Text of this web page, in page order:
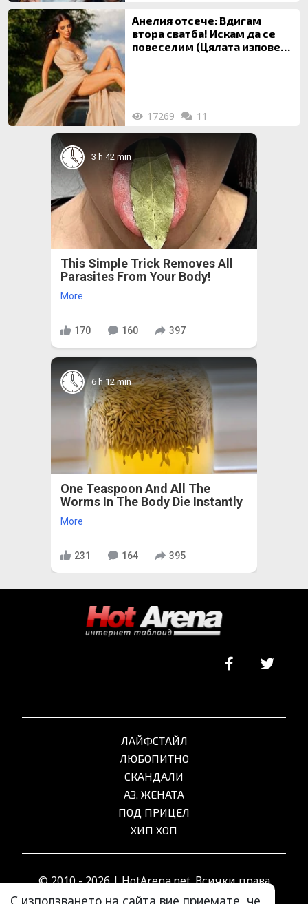
Анелия отсече: Вдигам
втора сватба! Искам да се
повеселим (Цялата изповед
17269 11
3 h 42 min
This Simple Trick Removes All
Parasites From Your Body!
More
170 160 397
6 h 12 min
One Teaspoon And All The
Worms In The Body Die Instantly
More
231 164 395
С използването на сайта вие приемате, че
ЛАЙФСТАЙЛ
ЛЮБОПИТНО
СКАНДАЛИ
АЗ, ЖЕНАТА
ПОД ПРИЦЕЛ
ХИП ХОП
© 2010 - 2026 | HotArena.net. Всички права
запазени.